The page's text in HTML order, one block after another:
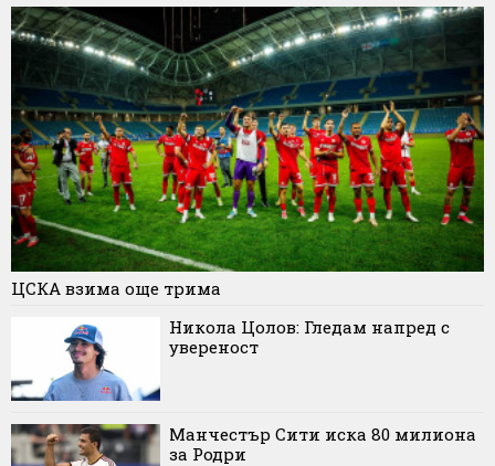
ЦСКА взима още трима
Никола Цолов: Гледам напред с
увереност
Манчестър Сити иска 80 милиона
за Родри